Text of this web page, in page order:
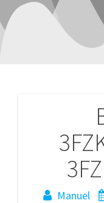
Manuel
entradas